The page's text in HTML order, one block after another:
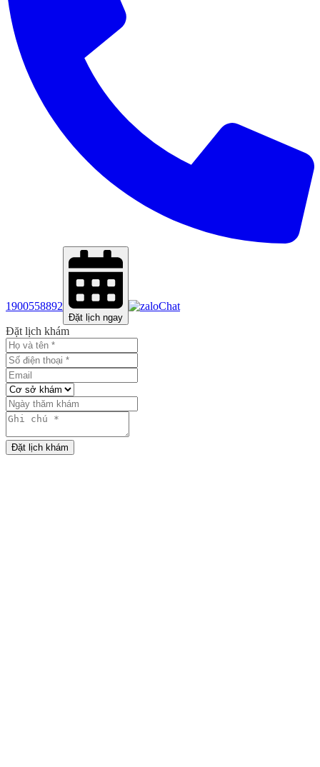
1900558892
Đặt lịch ngay
Chat
Đặt lịch khám
Đặt lịch khám